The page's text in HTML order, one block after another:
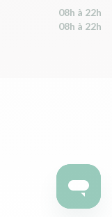
08h à 22h
08h à 22h